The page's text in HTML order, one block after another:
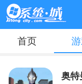
首页
奥特